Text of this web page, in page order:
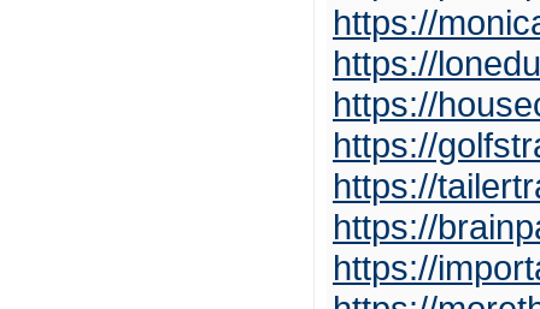
https://
https://
https://
https://
https://
https://
https://